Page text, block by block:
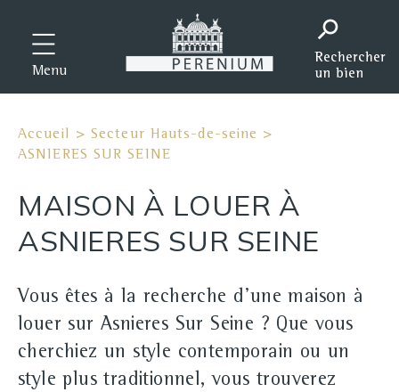
Menu
Accueil >Secteur Hauts-de-seine >
ASNIERES SUR SEINE
MAISON À LOUER À
ASNIERES SUR SEINE
Vous êtes à la recherche d'une maison à
louer sur Asnieres Sur Seine ? Que vous
cherchiez un style contemporain ou un
style plus traditionnel, vous trouverez